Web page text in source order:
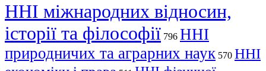
ННІ міжнародних відносин,
історії та філософії 796 ННІ
природничих та аграрних наук 570 ННІ